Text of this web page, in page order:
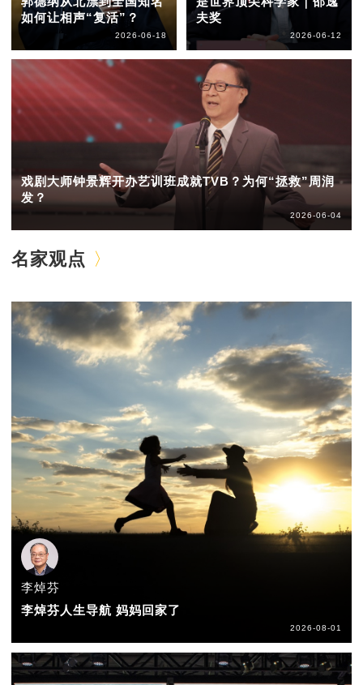
如何让相声“复活”？
2026-06-18
夫奖
2026-06-12
戏剧大师钟景辉开办艺训班成就TVB？为何“拯救”周润
发？
2026-06-04
名家观点
李焯芬
李焯芬人生导航 妈妈回家了
2026-08-01